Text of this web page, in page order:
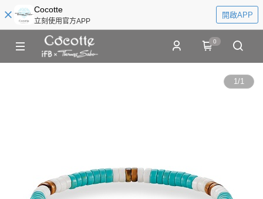
Cocotte
立刻使用官方APP
開啟APP
0
1/1